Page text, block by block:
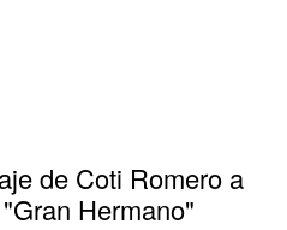
de Coti Romero a
Hermano"